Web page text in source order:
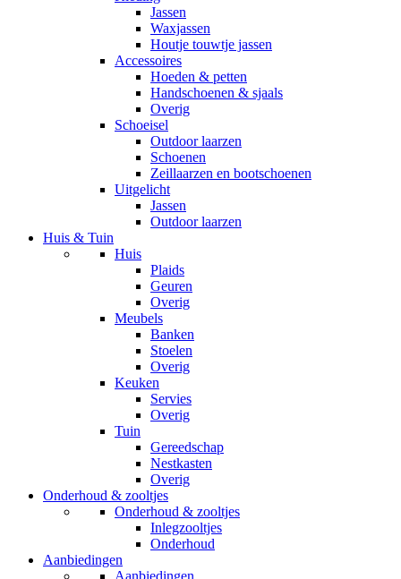
Jassen
Waxjassen
Houtje touwtje jassen
Accessoires
Hoeden & petten
Handschoenen & sjaals
Overig
Schoeisel
Outdoor laarzen
Schoenen
Zeillaarzen en bootschoenen
Uitgelicht
Jassen
Outdoor laarzen
Huis & Tuin
Huis
Plaids
Geuren
Overig
Meubels
Banken
Stoelen
Overig
Keuken
Servies
Overig
Tuin
Gereedschap
Nestkasten
Overig
Onderhoud & zooltjes
Onderhoud & zooltjes
Inlegzooltjes
Onderhoud
Aanbiedingen
Aanbiedingen